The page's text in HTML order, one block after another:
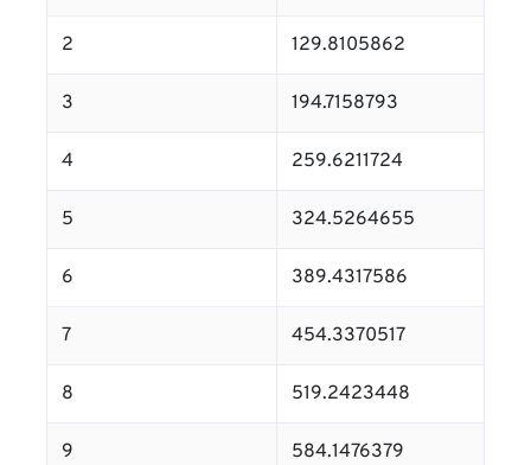
2 129.8105862
3 194.7158793
4 259.6211724
5 324.5264655
6 389.4317586
7 454.3370517
8 519.2423448
9 584.1476379